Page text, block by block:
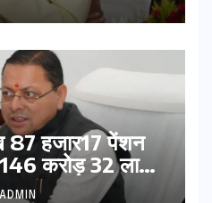
87 हजार17 पेंशन
146 करोड़ 32 लाख
भुगतान
ADMIN